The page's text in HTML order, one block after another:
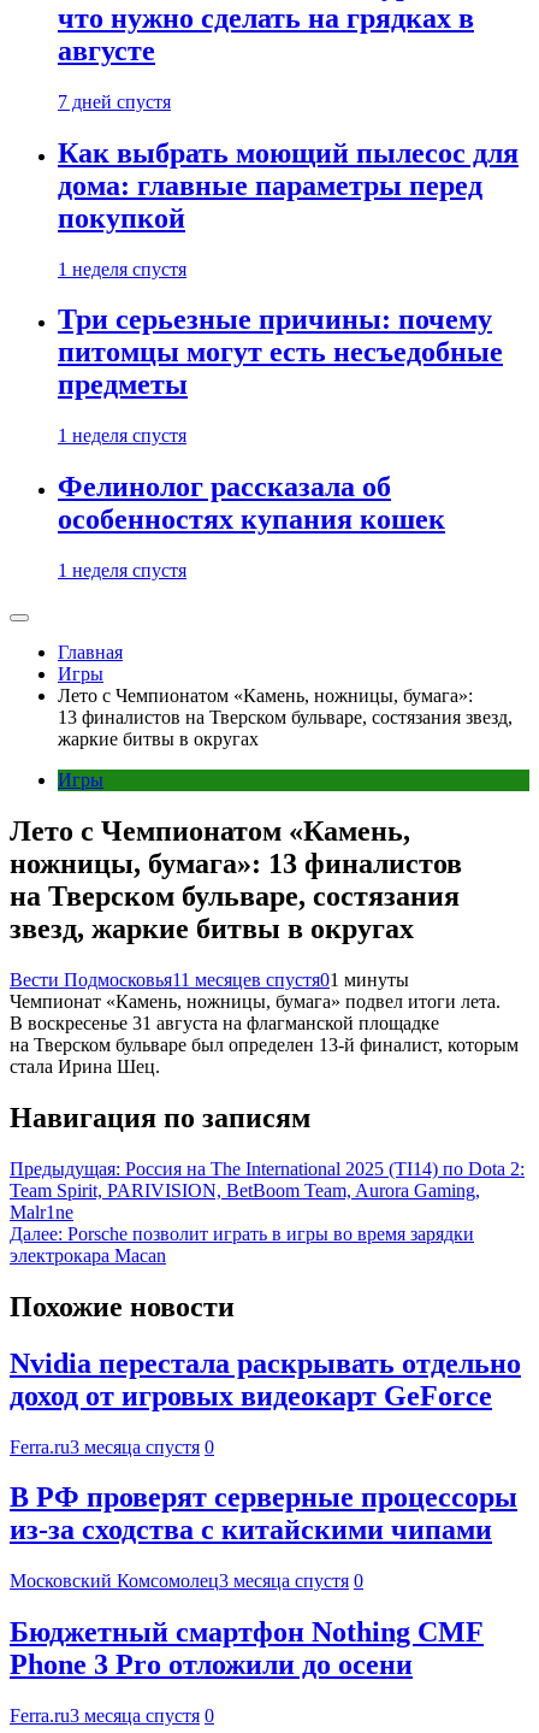
что нужно сделать на грядках в
августе
7 дней спустя
Как выбрать моющий пылесос для
дома: главные параметры перед
покупкой
1 неделя спустя
Три серьезные причины: почему
питомцы могут есть несъедобные
предметы
1 неделя спустя
Фелинолог рассказала об
особенностях купания кошек
1 неделя спустя
Главная
Игры
Лето с Чемпионатом «Камень, ножницы, бумага»:
13 финалистов на Тверском бульваре, состязания звезд,
жаркие битвы в округах
Игры
Лето с Чемпионатом «Камень,
ножницы, бумага»: 13 финалистов
на Тверском бульваре, состязания
звезд, жаркие битвы в округах
Вести Подмосковья11 месяцев спустя01 минуты
Чемпионат «Камень, ножницы, бумага» подвел итоги лета.
В воскресенье 31 августа на флагманской площадке
на Тверском бульваре был определен 13-й финалист, которым
стала Ирина Шец.
Навигация по записям
Предыдущая: Россия на The International 2025 (TI14) по Dota 2:
Team Spirit, PARIVISION, BetBoom Team, Aurora Gaming,
Malr1ne
Далее: Porsche позволит играть в игры во время зарядки
электрокара Macan
Похожие новости
Nvidia перестала раскрывать отдельно
доход от игровых видеокарт GeForce
Ferra.ru3 месяца спустя 0
В РФ проверят серверные процессоры
из-за сходства с китайскими чипами
Московский Комсомолец3 месяца спустя 0
Бюджетный смартфон Nothing CMF
Phone 3 Pro отложили до осени
Ferra.ru3 месяца спустя 0